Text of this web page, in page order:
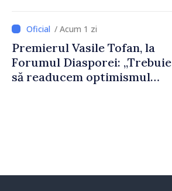
dumneavoastră pentru a
construi comunități mai
puternice”
/ Acum 1 zi
Premierul Vasile Tofan, la
Forumul Diasporei: „Trebuie
să readucem optimismul